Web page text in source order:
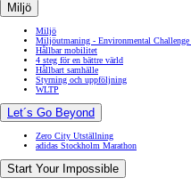
Miljö
Miljö
Miljöutmaning - Environmental Challenge
Hållbar mobilitet
4 steg för en bättre värld
Hållbart samhälle
Styrning och uppföljning
WLTP
Let´s Go Beyond
Zero City Utställning
adidas Stockholm Marathon
Start Your Impossible